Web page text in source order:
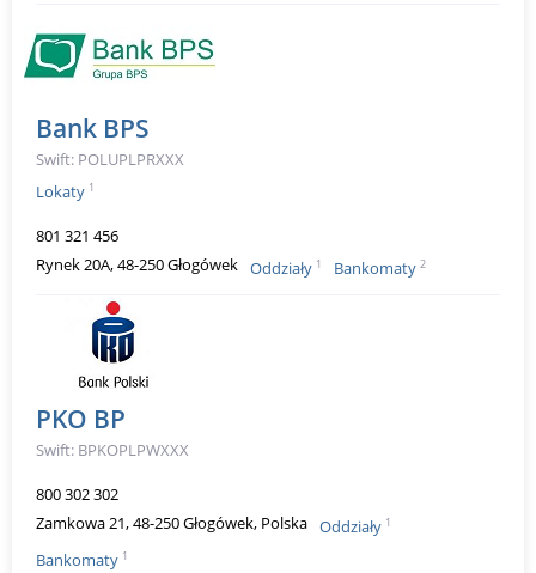
Bank BPS
Swift: POLUPLPRXXX
Lokaty 1
801 321 456
Rynek 20A, 48-250 Głogówek Oddziały 1 Bankomaty 2
PKO BP
Swift: BPKOPLPWXXX
800 302 302
Zamkowa 21, 48-250 Głogówek, Polska Oddziały 1
Bankomaty 1